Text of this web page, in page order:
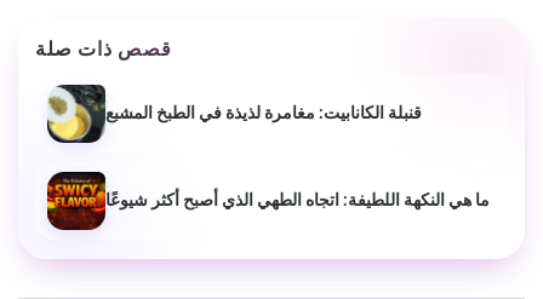
قصص ذات صلة
قنبلة الكانابيت: مغامرة لذيذة في الطبخ المشبع
ما هي النكهة اللطيفة: اتجاه الطهي الذي أصبح أكثر شيوعًا